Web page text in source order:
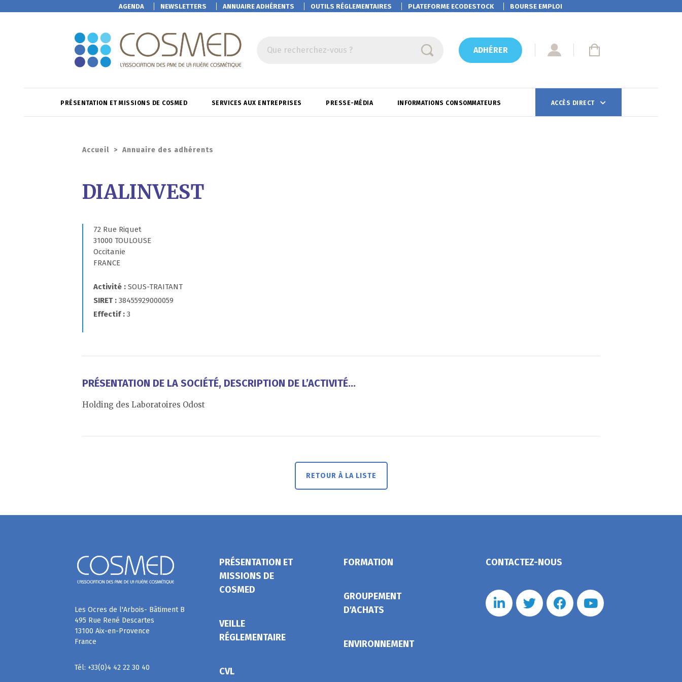
AGENDA NEWSLETTERS ANNUAIRE ADHÉRENTS OUTILS RÉGLEMENTAIRES PLATEFORMEECODESTOCK BOURSE EMPLOI
Que recherchez-vous ? ADHÉRER
PRÉSENTATION ET MISSIONS DE COSMED SERVICES AUX ENTREPRISES PRESSE-MÉDIA INFORMATIONS CONSOMMATEURS ACCÈS DIRECT
Accueil > Annuaire des adhérents
DIALINVEST
72 Rue Riquet
31000 TOULOUSE
Occitanie
FRANCE
Activité
SOUS-TRAITANT
SIRET
38455929000059
Effectif
3
PRÉSENTATION DE LA SOCIÉTÉ, DESCRIPTION DE L’ACTIVITÉ...
Holding des Laboratoires Odost
RETOUR À LA LISTE
Les Ocres de l'Arbois- Bâtiment B
495 Rue René Descartes
13100 Aix-en-Provence
France
Tél: +33(0)4 42 22 30 40
PRÉSENTATION ET
MISSIONS DE
COSMED
VEILLE
RÉGLEMENTAIRE
CVL
FORMATION
GROUPEMENT
D'ACHATS
ENVIRONNEMENT
CONTACTEZ-NOUS